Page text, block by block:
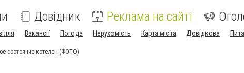
Довідник Реклама на сайті
Вакансії Погода Нерухомість Карта міста Довідкова
состояние котелен (ФОТО)